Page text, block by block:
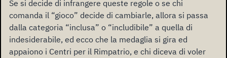
Se si decide di infrangere queste regole o se chi
comanda il “gioco” decide di cambiarle, allora si passa
dalla categoria “inclusa” o “includibile” a quella di
indesiderabile, ed ecco che la medaglia si gira ed
appaiono i Centri per il Rimpatrio, e chi diceva di voler